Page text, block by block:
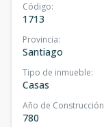
Código:
1713
Provincia:
Santiago
Tipo de inmueble:
Casas
Año de Construcción
780